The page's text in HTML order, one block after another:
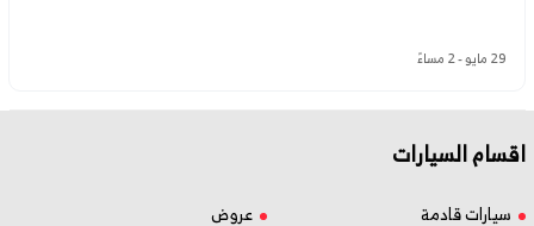
29 مايو - 2 مساءً
اقسام السيارات
سيارات قادمة
عروض